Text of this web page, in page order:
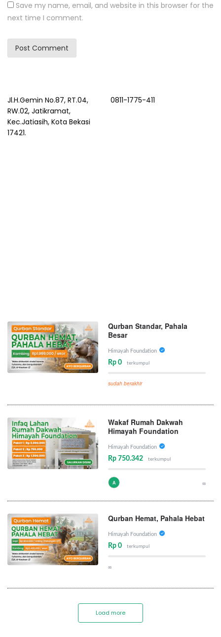
Save my name, email, and website in this browser for the
next time I comment.
Jl.H.Gemin No.87, RT.04,
RW.02, Jatikramat,
Kec.Jatiasih, Kota Bekasi
17421.
0811-1775-411
Qurban Standar, Pahala
Besar
Himayah Foundation
Rp 0 terkumpul
sudah berakhir
Wakaf Rumah Dakwah
Himayah Foundation
Himayah Foundation
Rp 750.342 terkumpul
A ∞
Qurban Hemat, Pahala Hebat
Himayah Foundation
Rp 0 terkumpul
∞
Load more